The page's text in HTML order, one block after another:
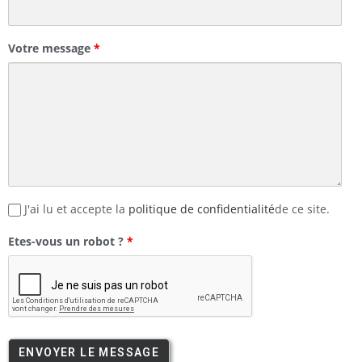
Votre message *
J'ai lu et accepte la politique de confidentialitéde ce site.
Etes-vous un robot ? *